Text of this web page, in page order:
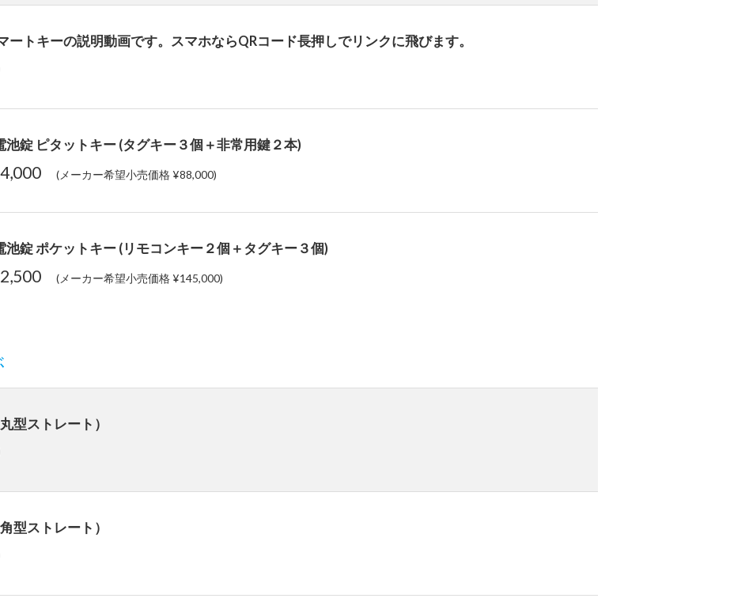
ートキーの説明動画です。スマホならQRコード長押しでリンクに飛びます。
池錠 ピタットキー (タグキー３個＋非常用鍵２本)
(メーカー希望小売価格 ¥88,000)
池錠 ポケットキー (リモコンキー２個＋タグキー３個)
(メーカー希望小売価格 ¥145,000)
型ストレート）
型ストレート）